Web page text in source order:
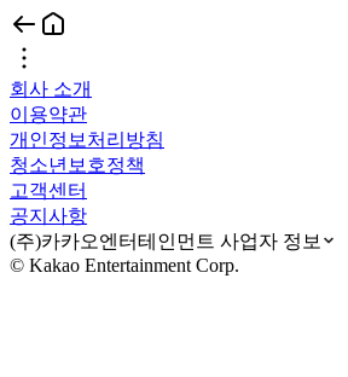
회사 소개
이용약관
개인정보처리방침
청소년보호정책
고객센터
공지사항
(주)카카오엔터테인먼트 사업자 정보
© Kakao Entertainment Corp.